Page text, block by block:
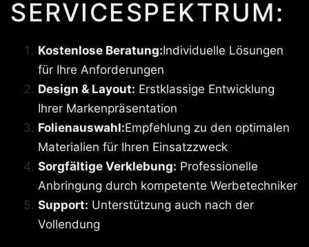
SERVICESPEKTRUM:
Kostenlose Beratung:Individuelle Lösungen
für Ihre Anforderungen
Design & Layout: Erstklassige Entwicklung
Ihrer Markenpräsentation
Folienauswahl:Empfehlung zu den optimalen
Materialien für Ihren Einsatzzweck
Sorgfältige Verklebung: Professionelle
Anbringung durch kompetente Werbetechniker
Support: Unterstützung auch nach der
Vollendung